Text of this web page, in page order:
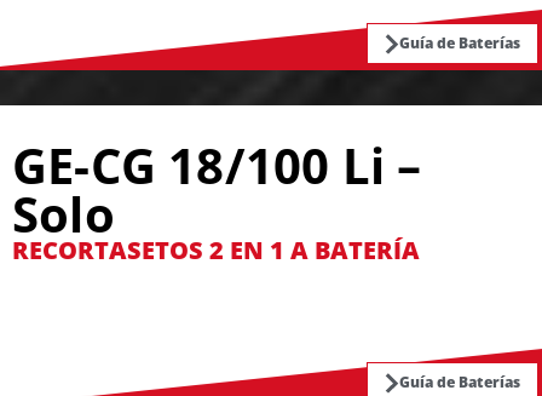
Guía de Baterías
GE-CG 18/100 Li –
Solo
RECORTASETOS 2 EN 1 A BATERÍA
Guía de Baterías